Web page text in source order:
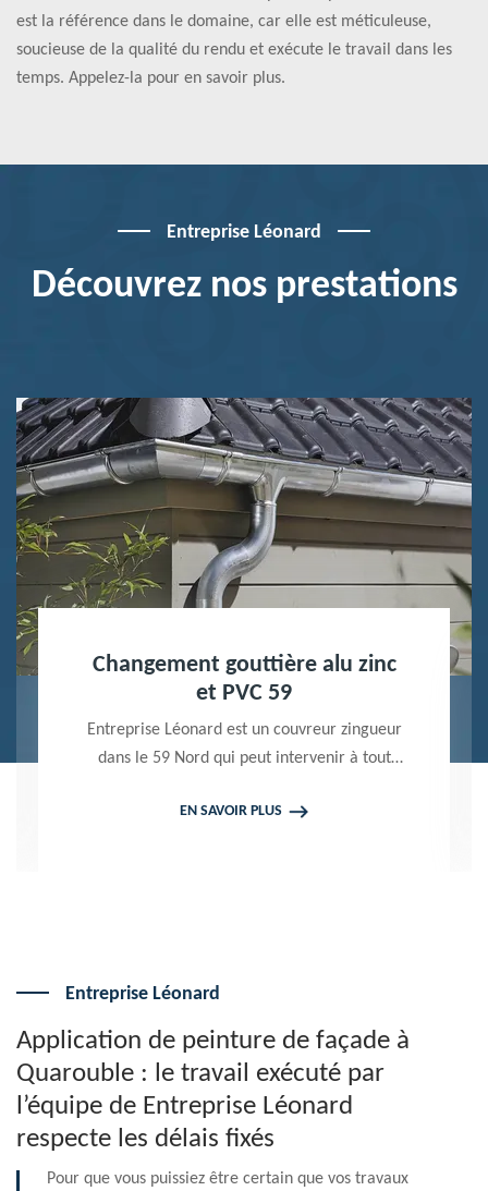
est la référence dans le domaine, car elle est méticuleuse,
soucieuse de la qualité du rendu et exécute le travail dans les
temps. Appelez-la pour en savoir plus.
Entreprise Léonard
Découvrez nos prestations
Nettoyage terrasse et pavé 59
Peintre professionnel dans le 59 Nord,
Entreprise Léonard utilise des produits de
pavé. Propose un devis gratuit qui ne vous
EN SAVOIR PLUS
Entreprise Léonard
Application de peinture de façade à
Quarouble : le travail exécuté par
l’équipe de Entreprise Léonard
respecte les délais fixés
Pour que vous puissiez être certain que vos travaux